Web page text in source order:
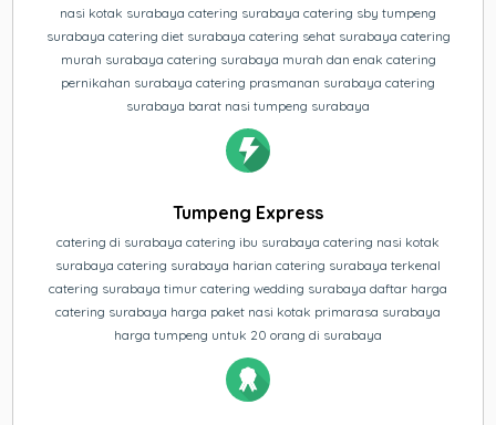
nasi kotak surabaya catering surabaya catering sby tumpeng
surabaya catering diet surabaya catering sehat surabaya catering
murah surabaya catering surabaya murah dan enak catering
pernikahan surabaya catering prasmanan surabaya catering
surabaya barat nasi tumpeng surabaya
Tumpeng Express
catering di surabaya catering ibu surabaya catering nasi kotak
surabaya catering surabaya harian catering surabaya terkenal
catering surabaya timur catering wedding surabaya daftar harga
catering surabaya harga paket nasi kotak primarasa surabaya
harga tumpeng untuk 20 orang di surabaya